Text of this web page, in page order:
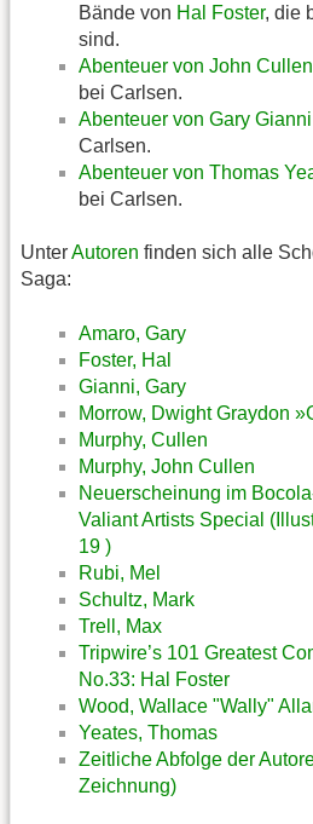
Bände von Hal Foster, die
sind.
Abenteuer von John
bei Carlsen.
Abenteuer von Gary Gianni
Carlsen.
Abenteuer von Thomas
bei Carlsen.
UnterAutoren finden sich alle
Saga:
Amaro, Gary
Foster, Hal
Gianni, Gary
Morrow, Dwight Graydon
Murphy, Cullen
Murphy, John Cullen
Neuerscheinung im
Valiant Artists Special
19 )
Rubi, Mel
Schultz, Mark
Trell, Max
Tripwire’s 101 Greatest
No.33: Hal Foster
Wood, Wallace "Wally"
Yeates, Thomas
Zeitliche Abfolge der
Zeichnung)